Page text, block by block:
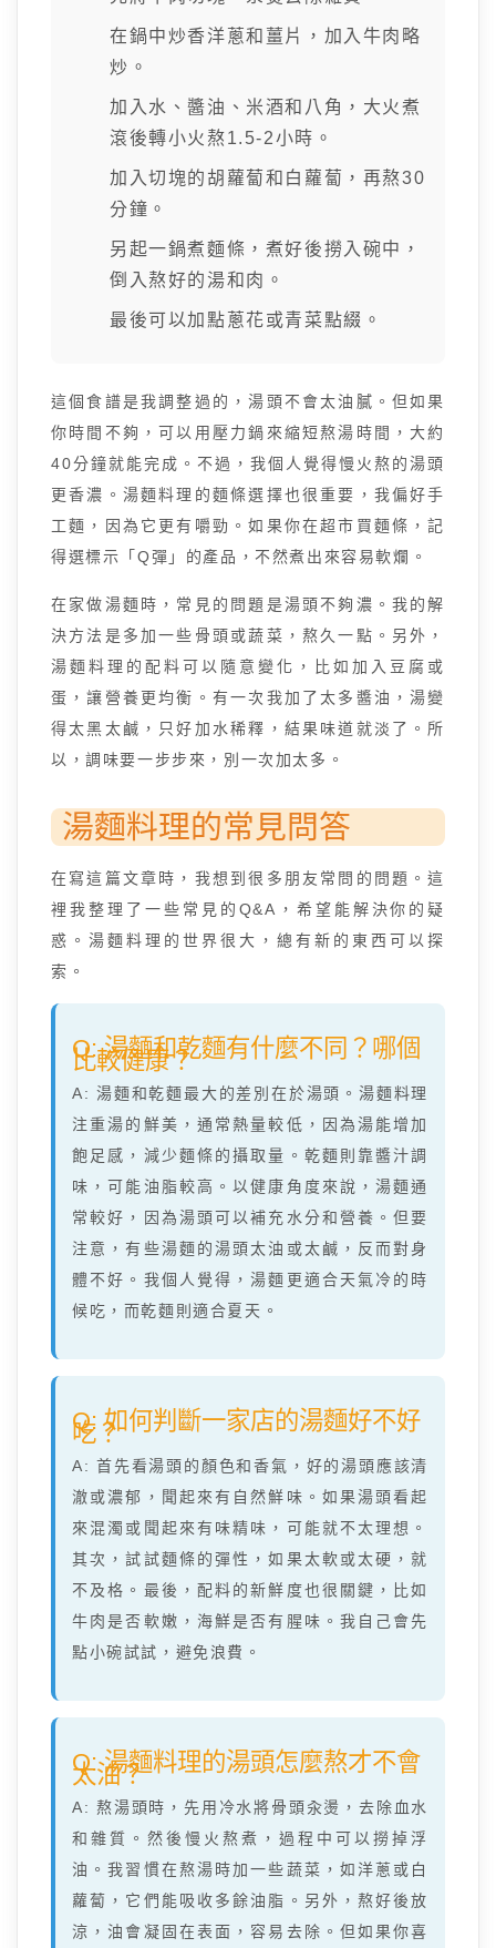
在鍋中炒香洋蔥和薑片，加入牛肉略
炒。
加入水、醬油、米酒和八角，大火煮
滾後轉小火熬1.5-2小時。
加入切塊的胡蘿蔔和白蘿蔔，再熬30
分鐘。
另起一鍋煮麵條，煮好後撈入碗中，
倒入熬好的湯和肉。
最後可以加點蔥花或青菜點綴。
這個食譜是我調整過的，湯頭不會太油膩。但如果
你時間不夠，可以用壓力鍋來縮短熬湯時間，大約
40分鐘就能完成。不過，我個人覺得慢火熬的湯頭
更香濃。湯麵料理的麵條選擇也很重要，我偏好手
工麵，因為它更有嚼勁。如果你在超市買麵條，記
得選標示「Q彈」的產品，不然煮出來容易軟爛。
在家做湯麵時，常見的問題是湯頭不夠濃。我的解
決方法是多加一些骨頭或蔬菜，熬久一點。另外，
湯麵料理的配料可以隨意變化，比如加入豆腐或
蛋，讓營養更均衡。有一次我加了太多醬油，湯變
得太黑太鹹，只好加水稀釋，結果味道就淡了。所
以，調味要一步步來，別一次加太多。
湯麵料理的常見問答
在寫這篇文章時，我想到很多朋友常問的問題。這
裡我整理了一些常見的Q&A，希望能解決你的疑
惑。湯麵料理的世界很大，總有新的東西可以探
索。
Q: 湯麵和乾麵有什麼不同？哪個
比較健康？
A: 湯麵和乾麵最大的差別在於湯頭。湯麵料理
注重湯的鮮美，通常熱量較低，因為湯能增加
飽足感，減少麵條的攝取量。乾麵則靠醬汁調
味，可能油脂較高。以健康角度來說，湯麵通
常較好，因為湯頭可以補充水分和營養。但要
注意，有些湯麵的湯頭太油或太鹹，反而對身
體不好。我個人覺得，湯麵更適合天氣冷的時
候吃，而乾麵則適合夏天。
Q: 如何判斷一家店的湯麵好不好
吃？
A: 首先看湯頭的顏色和香氣，好的湯頭應該清
澈或濃郁，聞起來有自然鮮味。如果湯頭看起
來混濁或聞起來有味精味，可能就不太理想。
其次，試試麵條的彈性，如果太軟或太硬，就
不及格。最後，配料的新鮮度也很關鍵，比如
牛肉是否軟嫩，海鮮是否有腥味。我自己會先
點小碗試試，避免浪費。
Q: 湯麵料理的湯頭怎麼熬才不會
太油？
A: 熬湯頭時，先用冷水將骨頭汆燙，去除血水
和雜質。然後慢火熬煮，過程中可以撈掉浮
油。我習慣在熬湯時加一些蔬菜，如洋蔥或白
蘿蔔，它們能吸收多餘油脂。另外，熬好後放
涼，油會凝固在表面，容易去除。但如果你喜